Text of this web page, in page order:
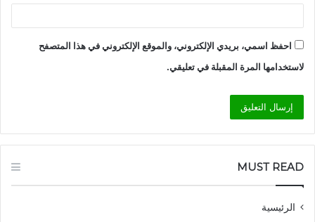
احفظ اسمي، بريدي الإلكتروني، والموقع الإلكتروني في هذا المتصفح
لاستخدامها المرة المقبلة في تعليقي.
MUST READ
الرئيسية